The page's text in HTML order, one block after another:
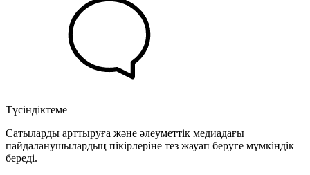
Түсіндіктеме
Сатыларды арттыруға және әлеуметтік медиадағы
пайдаланушылардың пікірлеріне тез жауап беруге мүмкіндік
береді.